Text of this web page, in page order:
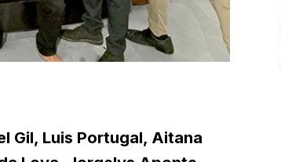
Gil, Luis Portugal, Aitana